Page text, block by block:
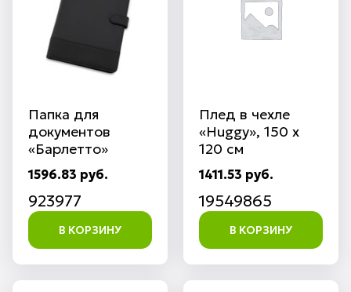
Папка для
документов
«Барлетто»
1596.83 руб.
923977
В КОРЗИНУ
Плед в чехле
«Huggy», 150 х
120 см
1411.53 руб.
19549865
В КОРЗИНУ